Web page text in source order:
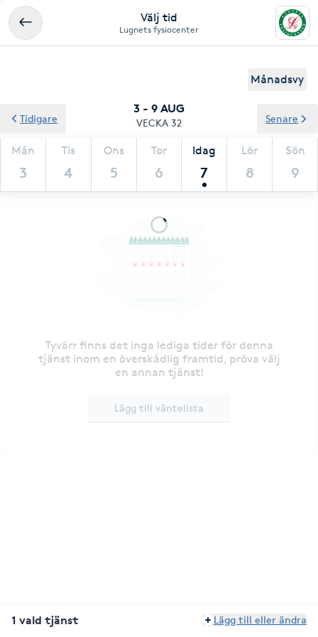
Välj tid
Lugnets fysiocenter
Månadsvy
3 - 9 AUG
VECKA 32
Mån
3
Tis
4
Ons
5
Tor
6
Idag
7
Lör
8
Sön
9
Tidigare Senare
Tyvärr finns det inga lediga tider för denna
tjänst inom en överskådlig framtid, pröva välj
en annan tjänst!
Lägg till väntelista
1 vald tjänst Lägg till eller ändra